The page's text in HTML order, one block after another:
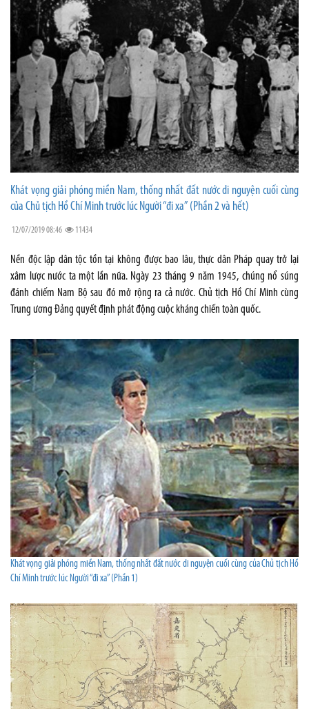
Khát vọng giải phóng miền Nam, thống nhất đất nước di nguyện cuối cùng
của Chủ tịch Hồ Chí Minh trước lúc Người “đi xa” (Phần 2 và hết)
12/07/2019 08:46 11434
Nền độc lập dân tộc tồn tại không được bao lâu, thực dân Pháp quay trở lại
xâm lược nước ta một lần nữa. Ngày 23 tháng 9 năm 1945, chúng nổ súng
đánh chiếm Nam Bộ sau đó mở rộng ra cả nước. Chủ tịch Hồ Chí Minh cùng
Trung ương Đảng quyết định phát động cuộc kháng chiến toàn quốc.
Khát vọng giải phóng miền Nam, thống nhất đất nước di nguyện cuối cùng của Chủ tịch Hồ
Chí Minh trước lúc Người “đi xa” (Phần 1)